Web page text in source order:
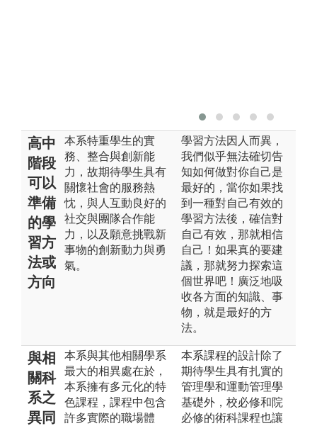
高中
階段
可以
準備
的學
習方
法或
方向
本系特重學生的實
務、整合與創新能
力，故期待學生具有
關懷社會的服務熱
忱，與人互動良好的
社交與團隊合作能
力，以及願意挑戰新
事物的創新動力與勇
氣。
學習方法因人而異，
我們似乎無法確切告
知如何做對你自己是
最好的，當你如果找
到一種對自己有效的
學習方法後，確信對
自己有效，那就相信
自己！如果真的要建
議，那就努力探索這
個世界吧！廣泛地吸
收各方面的知識、事
物，就是最好的方
法。
與相
關科
系之
異同
本系與其他相關學系
最大的相異處在於，
本系擁有多元化的特
色課程，課程中包含
許多實際的職場體
本系課程的設計除了
期待學生具有扎實的
管理學和運動管理學
基礎外，校必修和院
必修的術科課程也讓